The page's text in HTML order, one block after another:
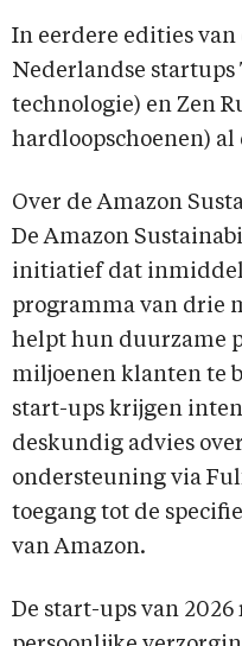
In eerdere edities
Nederlandse startups
technologie) en Zen
hardloopschoenen)
Over de Amazon
De Amazon
initiatief dat
programma van drie
helpt hun duurzame
miljoenen klanten te
start-ups krijgen
deskundig advies
ondersteuning via
toegang tot de
van Amazon.
De start-ups van